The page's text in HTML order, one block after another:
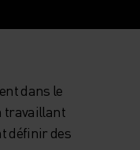
dans le
travaillant
définir des